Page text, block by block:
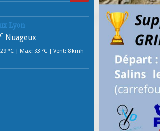
Lyon
Nuageux
°C | Max: 33 °C | Vent: 8 kmh